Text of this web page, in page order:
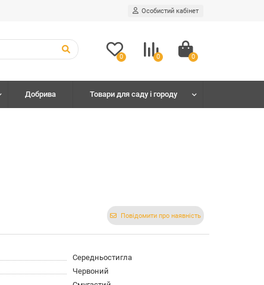
Особистий кабінет
0 0 0
Добрива Товари для саду і городу
Повідомити про наявність
Середньостигла
Червоний